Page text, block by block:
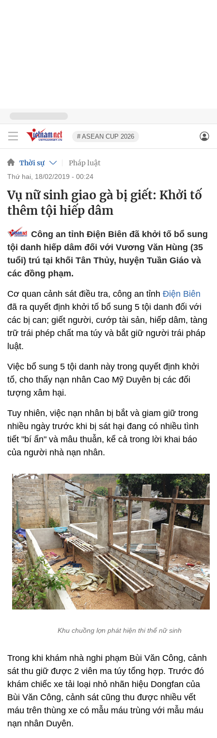
# ASEAN CUP 2026
Thời sự Pháp luật
thứ hai, 18/02/2019 - 00:24
Vụ nữ sinh giao gà bị giết: Khởi tố
thêm tội hiếp dâm
Công an tỉnh Điện Biên đã khởi tố bổ sung
tội danh hiếp dâm đối với Vương Văn Hùng (35
tuổi) trú tại khối Tân Thủy, huyện Tuần Giáo và
các đồng phạm.
Cơ quan cảnh sát điều tra, công an tỉnh Điện Biên
đã ra quyết định khởi tố bổ sung 5 tội danh đối với
các bị can; giết người, cướp tài sản, hiếp dâm, tàng
trữ trái phép chất ma túy và bắt giữ người trái pháp
luật.
Việc bổ sung 5 tội danh này trong quyết định khởi
tố, cho thấy nạn nhân Cao Mỹ Duyên bị các đối
tượng xâm hại.
Tuy nhiên, việc nạn nhân bị bắt và giam giữ trong
nhiều ngày trước khi bị sát hại đang có nhiều tình
tiết "bí ẩn" và mâu thuẫn, kể cả trong lời khai báo
của người nhà nạn nhân.
Khu chuồng lợn phát hiện thi thể nữ sinh
Trong khi khám nhà nghi phạm Bùi Văn Công, cảnh
sát thu giữ được 2 viên ma túy tổng hợp. Trước đó
khám chiếc xe tải loại nhỏ nhãn hiệu Dongfan của
Bùi Văn Công, cảnh sát cũng thu được nhiều vết
máu trên thùng xe có mẫu máu trùng với mẫu máu
nạn nhân Duyên.